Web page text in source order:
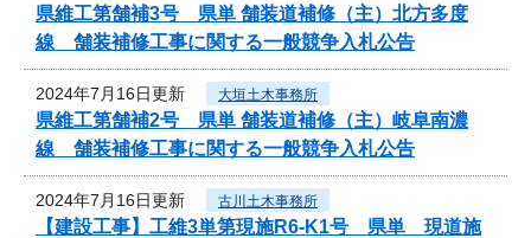
県維工第舗補3号 県単 舗装道補修（主）北方多度
線 舗装補修工事に関する一般競争入札公告
2024年7月16日更新 大垣土木事務所
県維工第舗補2号 県単 舗装道補修（主）岐阜南濃
線 舗装補修工事に関する一般競争入札公告
2024年7月16日更新 古川土木事務所
【建設工事】工維3単第現施R6-K1号 県単 現道施